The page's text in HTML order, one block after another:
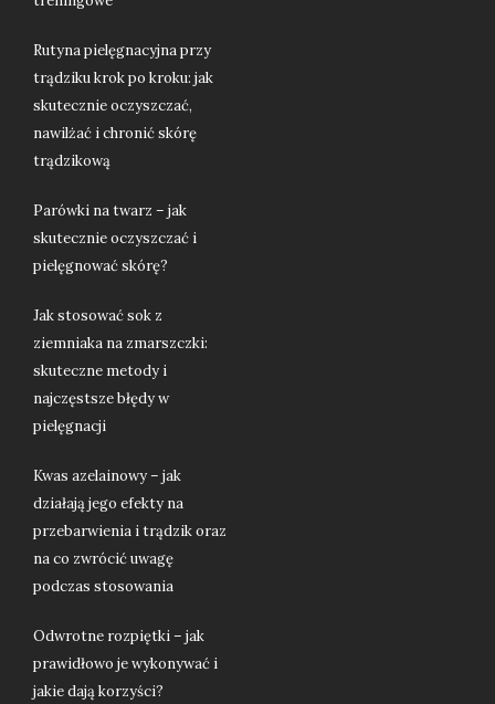
Rutyna pielęgnacyjna przy
trądziku krok po kroku: jak
skutecznie oczyszczać,
nawilżać i chronić skórę
trądzikową
Parówki na twarz – jak
skutecznie oczyszczać i
pielęgnować skórę?
Jak stosować sok z
ziemniaka na zmarszczki:
skuteczne metody i
najczęstsze błędy w
pielęgnacji
Kwas azelainowy – jak
działają jego efekty na
przebarwienia i trądzik oraz
na co zwrócić uwagę
podczas stosowania
Odwrotne rozpiętki – jak
prawidłowo je wykonywać i
jakie dają korzyści?